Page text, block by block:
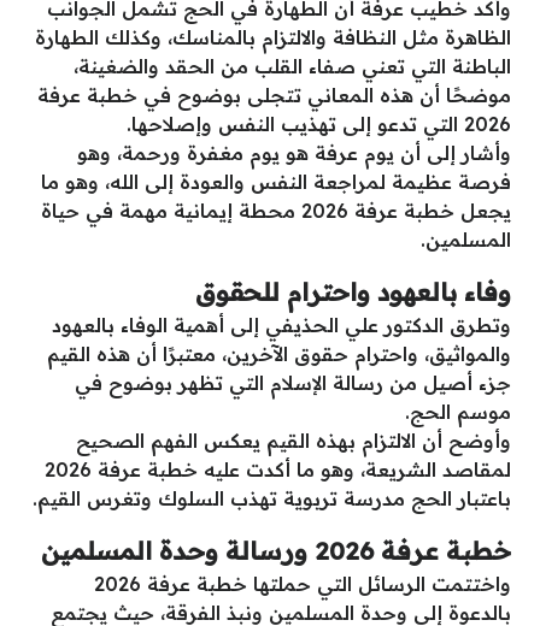
وأكد خطيب عرفة أن الطهارة في الحج تشمل الجوانب
الظاهرة مثل النظافة والالتزام بالمناسك، وكذلك الطهارة
الباطنة التي تعني صفاء القلب من الحقد والضغينة،
موضحًا أن هذه المعاني تتجلى بوضوح في خطبة عرفة
2026 التي تدعو إلى تهذيب النفس وإصلاحها.
وأشار إلى أن يوم عرفة هو يوم مغفرة ورحمة، وهو
فرصة عظيمة لمراجعة النفس والعودة إلى الله، وهو ما
يجعل خطبة عرفة 2026 محطة إيمانية مهمة في حياة
المسلمين.
وفاء بالعهود واحترام للحقوق
وتطرق الدكتور علي الحذيفي إلى أهمية الوفاء بالعهود
والمواثيق، واحترام حقوق الآخرين، معتبرًا أن هذه القيم
جزء أصيل من رسالة الإسلام التي تظهر بوضوح في
موسم الحج.
وأوضح أن الالتزام بهذه القيم يعكس الفهم الصحيح
لمقاصد الشريعة، وهو ما أكدت عليه خطبة عرفة 2026
باعتبار الحج مدرسة تربوية تهذب السلوك وتغرس القيم.
خطبة عرفة 2026 ورسالة وحدة المسلمين
واختتمت الرسائل التي حملتها خطبة عرفة 2026
بالدعوة إلى وحدة المسلمين ونبذ الفرقة، حيث يجتمع